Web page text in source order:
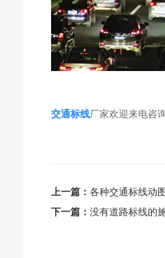
交通标线厂家欢迎来电咨
上一篇： 各种交通标线动
下一篇： 没有道路标线的